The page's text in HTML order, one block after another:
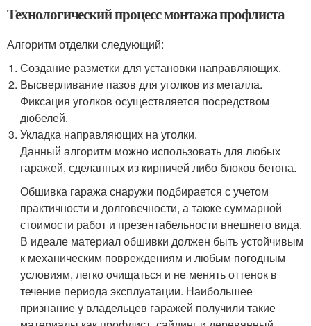
Технологический процесс монтажа профлиста
Алгоритм отделки следующий:
Создание разметки для установки направляющих.
Высверливание пазов для уголков из металла.
Фиксация уголков осуществляется посредством
дюбелей.
Укладка направляющих на уголки.
Данный алгоритм можно использовать для любых
гаражей, сделанных из кирпичей либо блоков бетона.
Обшивка гаража снаружи подбирается с учетом
практичности и долговечности, а также суммарной
стоимости работ и презентабельности внешнего вида.
В идеале материал обшивки должен быть устойчивым
к механическим повреждениям и любым погодным
условиям, легко очищаться и не менять оттенок в
течение периода эксплуатации. Наибольшее
признание у владельцев гаражей получили такие